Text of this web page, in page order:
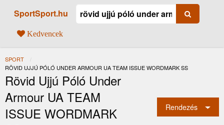
SportSport.hu
Kedvencek
SPORT
JELENLEGI:
RÖVID UJJÚ PÓLÓ UNDER ARMOUR UA TEAM ISSUE WORDMARK SS
Rövid Ujjú Póló Under
Armour UA TEAM
ISSUE WORDMARK
Rendezés